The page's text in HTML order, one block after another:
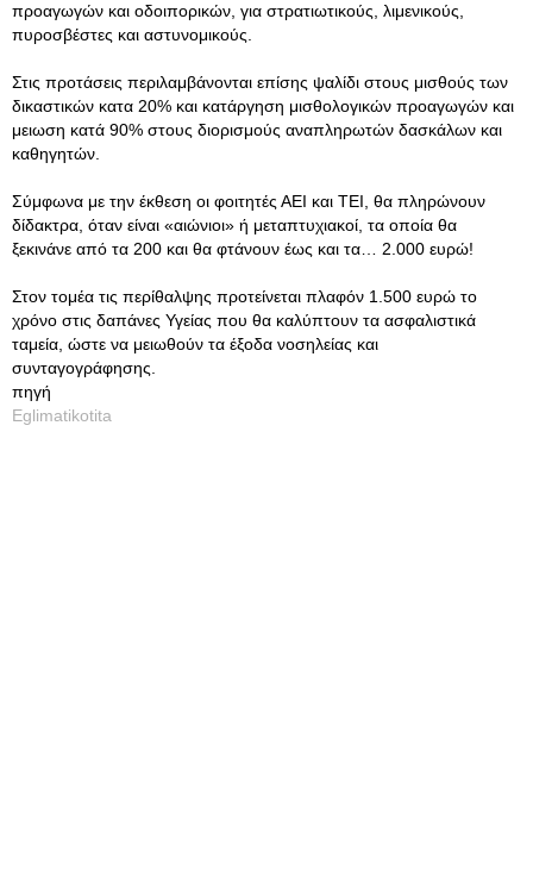
προαγωγών και οδοιπορικών, για στρατιωτικούς, λιμενικούς,
πυροσβέστες και αστυνομικούς.
Στις προτάσεις περιλαμβάνονται επίσης ψαλίδι στους μισθούς των
δικαστικών κατα 20% και κατάργηση μισθολογικών προαγωγών και
μειωση κατά 90% στους διορισμούς αναπληρωτών δασκάλων και
καθηγητών.
Σύμφωνα με την έκθεση οι φοιτητές ΑΕΙ και ΤΕΙ, θα πληρώνουν
δίδακτρα, όταν είναι «αιώνιοι» ή μεταπτυχιακοί, τα οποία θα
ξεκινάνε από τα 200 και θα φτάνουν έως και τα… 2.000 ευρώ!
Στον τομέα τις περίθαλψης προτείνεται πλαφόν 1.500 ευρώ το
χρόνο στις δαπάνες Υγείας που θα καλύπτουν τα ασφαλιστικά
ταμεία, ώστε να μειωθούν τα έξοδα νοσηλείας και
συνταγογράφησης.
πηγή
Eglimatikotita